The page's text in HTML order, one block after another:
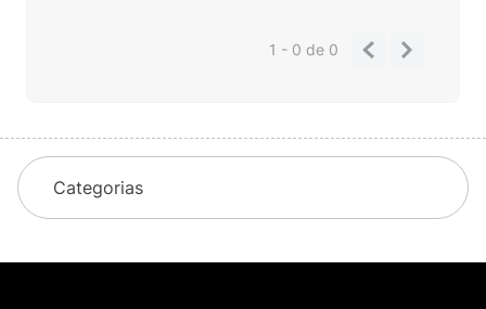
1 - 0de 0
Categorias